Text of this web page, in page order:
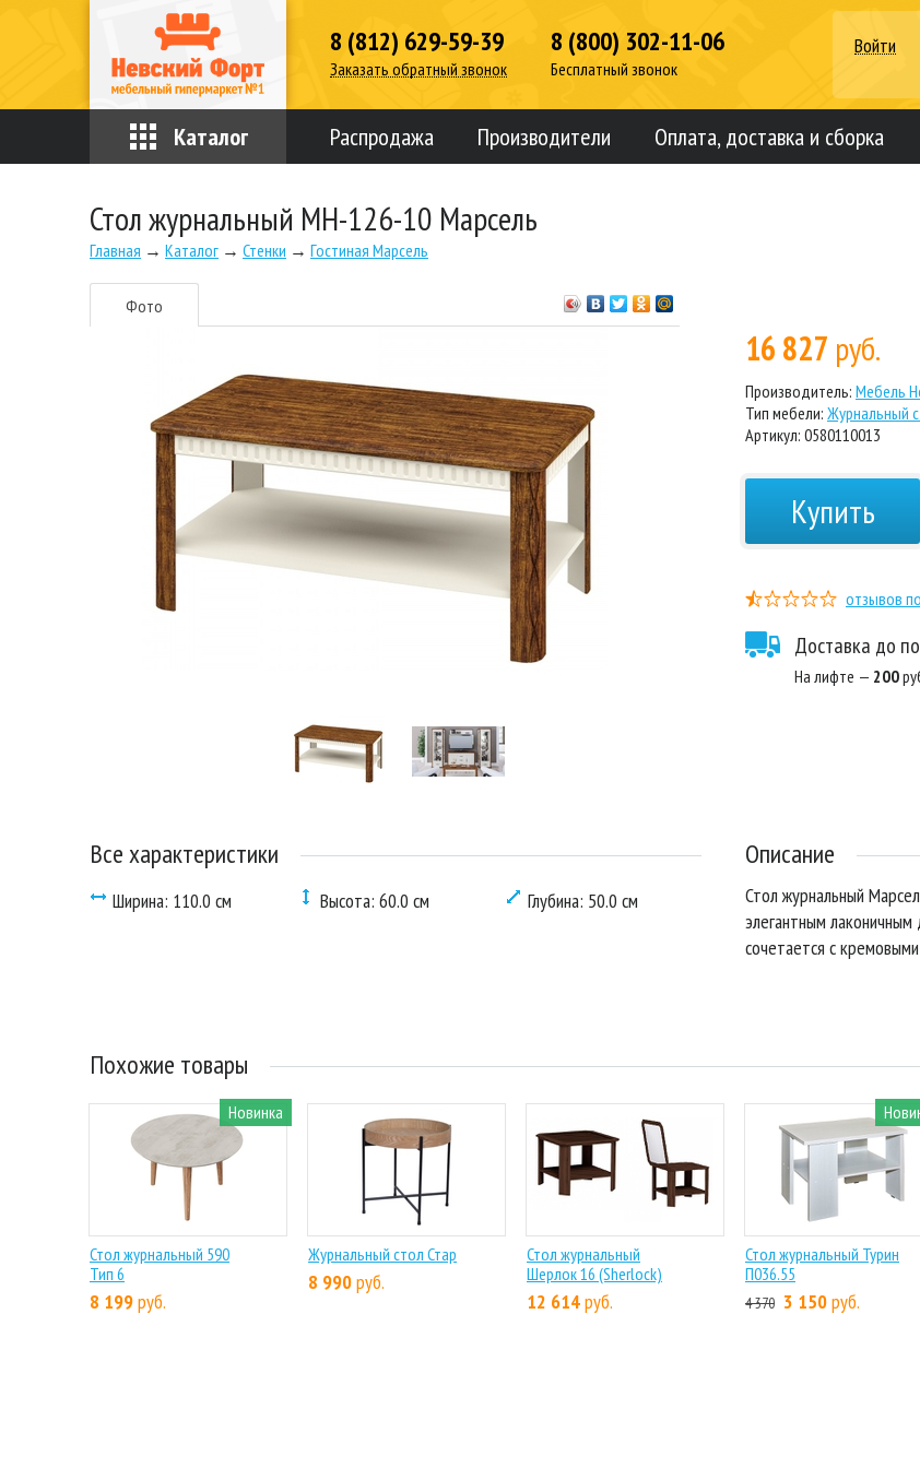
8 (812) 629-59-39
Заказать обратный звонок
8 (800) 302-11-06
Бесплатный звонок
Войти
Каталог Распродажа Производители Оплата, доставка и сборка
Стол журнальный МН-126-10 Марсель
Главная → Каталог → Стенки → Гостиная Марсель
Фото
16 827 руб.
Производитель: Мебель
Тип мебели: Журнальный
Артикул: 0580110013
Купить
отзывов
Доставка до
На лифте — 200
Все характеристики
Ширина: 110.0 см Высота: 60.0 см Глубина: 50.0 см
Описание
Стол журнальный
элегантным лаконичным
сочетается с
Похожие товары
Новинка
Стол журнальный 590
Тип 6
8 199руб.
Журнальный стол Стар
8 990руб.
Стол журнальный
Шерлок 16 (Sherlock)
12 614руб.
Стол журнальный Турин
П036.55
4 370 3 150руб.